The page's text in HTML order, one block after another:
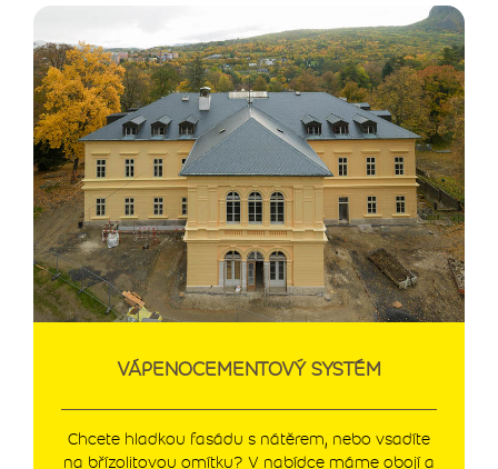
VÁPENOCEMENTOVÝ SYSTÉM
Chcete hladkou fasádu s nátěrem, nebo vsadíte
na břízolitovou omítku? V nabídce máme obojí a